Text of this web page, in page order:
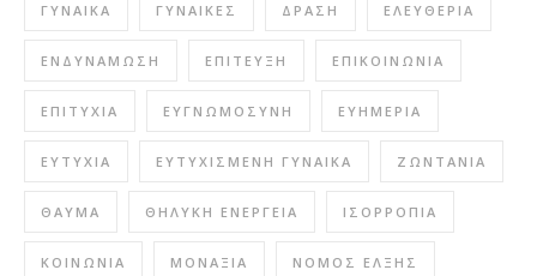
ΓΥΝΑΊΚΑ ΓΥΝΑΊΚΕΣ ΔΡΆΣΗ ΕΛΕΥΘΕΡΊΑ
ΕΝΔΥΝΆΜΩΣΗ ΕΠΊΤΕΥΞΗ ΕΠΙΚΟΙΝΩΝΊΑ
ΕΠΙΤΥΧΊΑ ΕΥΓΝΩΜΟΣΎΝΗ ΕΥΗΜΕΡΊΑ
ΕΥΤΥΧΊΑ ΕΥΤΥΧΙΣΜΈΝΗ ΓΥΝΑΊΚΑ ΖΩΝΤΆΝΙΑ
ΘΑΎΜΑ ΘΗΛΥΚΉ ΕΝΈΡΓΕΙΑ ΙΣΟΡΡΟΠΊΑ
ΚΟΙΝΩΝΊΑ ΜΟΝΑΞΙΆ ΝΌΜΟΣ ΈΛΞΗΣ